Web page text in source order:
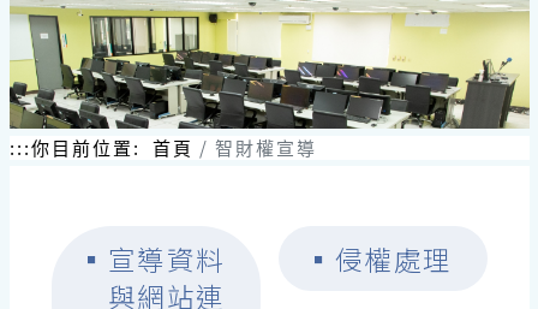
:::你目前位置: 首頁 智財權宣導
▪ 宣導資料
與網站連
▪ 侵權處理